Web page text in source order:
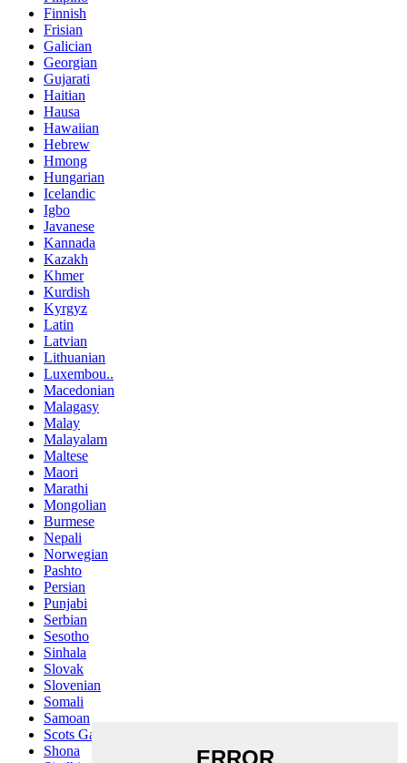
Finnish
Frisian
Galician
Georgian
Gujarati
Haitian
Hausa
Hawaiian
Hebrew
Hmong
Hungarian
Icelandic
Igbo
Javanese
Kannada
Kazakh
Khmer
Kurdish
Kyrgyz
Latin
Latvian
Lithuanian
Luxembou..
Macedonian
Malagasy
Malay
Malayalam
Maltese
Maori
Marathi
Mongolian
Burmese
Nepali
Norwegian
Pashto
Persian
Punjabi
Serbian
Sesotho
Sinhala
Slovak
Slovenian
Somali
Samoan
Scots Gaelic
Shona